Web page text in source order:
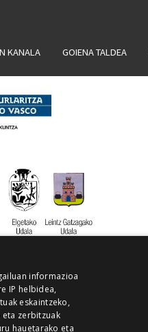
KANALA GOIENA TALDEA
informazioa
IP helbidea,
eskaintzeko,
zerbitzuak
hauetarako eta